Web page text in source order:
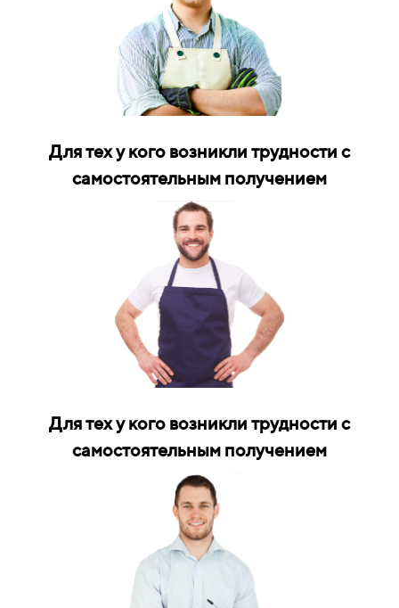
Для тех у кого возникли трудности с
самостоятельным получением
Для тех у кого возникли трудности с
самостоятельным получением